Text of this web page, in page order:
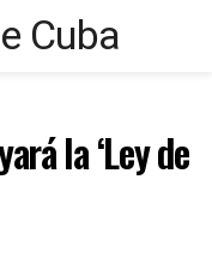
la ‘Ley de